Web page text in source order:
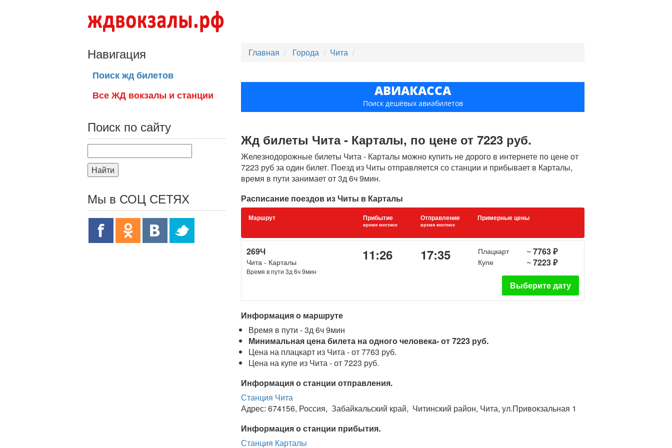
Главная Города Чита
АВИАКАССА
Поиск дешёвых авиабилетов
Жд билеты Чита - Карталы, по цене от 7223 руб.
Железнодорожные билеты Чита - Карталы можно купить не дорого в интернете по цене от
7223 руб за один билет. Поезд из Читы отправляется со станции и прибывает в Карталы,
время в пути занимает от 3д 6ч 9мин.
Расписание поездов из Читы в Карталы
Маршрут Прибытие
время местное
Отправление
время местное
Примерные цены
269Ч
Чита - Карталы
Время в пути 3д 6ч 9мин
11:26 17:35 Плацкарт ~ 7763 ₽
Купе ~ 7223 ₽
Выберите дату
Информация о маршруте
Время в пути - 3д 6ч 9мин
Минимальная цена билета на одного человека- от 7223 руб.
Цена на плацкарт из Чита - от 7763 руб.
Цена на купе из Чита - от 7223 руб.
Информация о станции отправления.
Станция Чита
Адрес: 674156, Россия, Забайкальский край, Читинский район, Чита, ул.Привокзальная 1
Информация о станции прибытия.
Станция Карталы
Навигация
Поиск жд билетов
Все ЖД вокзалы и станции
Поиск по сайту
Найти
Мы в СОЦ СЕТЯХ